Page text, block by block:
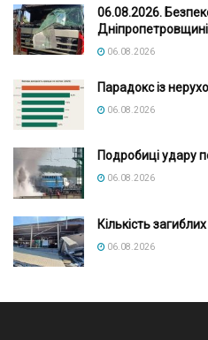
06.08.2026.
06.08.2026
Парадокс із
06.08.2026
Подробиці удару
06.08.2026
Кількість
06.08.2026